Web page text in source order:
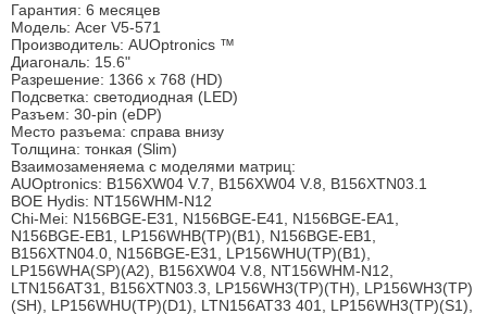
Гарантия: 6 месяцев
Модель: Acer V5-571
Производитель: AUOptronics ™
Диагональ: 15.6"
Разрешение: 1366 x 768 (HD)
Подсветка: светодиодная (LED)
Разъем: 30-pin (eDP)
Место разъема: справа внизу
Толщина: тонкая (Slim)
Взаимозаменяема с моделями матриц:
AUOptronics: B156XW04 V.7, B156XW04 V.8, B156XTN03.1
BOE Hydis: NT156WHM-N12
Chi-Mei: N156BGE-E31, N156BGE-E41, N156BGE-EA1,
N156BGE-EB1, LP156WHB(TP)(B1), N156BGE-EB1,
B156XTN04.0, N156BGE-E31, LP156WHU(TP)(B1),
LP156WHA(SP)(A2), B156XW04 V.8, NT156WHM-N12,
LTN156AT31, B156XTN03.3, LP156WH3(TP)(TH), LP156WH3(TP)
(SH), LP156WHU(TP)(D1), LTN156AT33 401, LP156WH3(TP)(S1),